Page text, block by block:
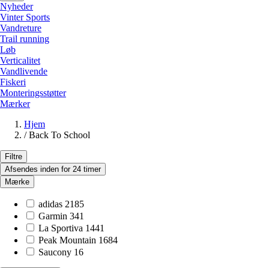
Nyheder
Vinter Sports
Vandreture
Trail running
Løb
Verticalitet
Vandlivende
Fiskeri
Monteringsstøtter
Mærker
Hjem
/ Back To School
Filtre
Afsendes inden for 24 timer
Mærke
adidas 2185
Garmin 341
La Sportiva 1441
Peak Mountain 1684
Saucony 16